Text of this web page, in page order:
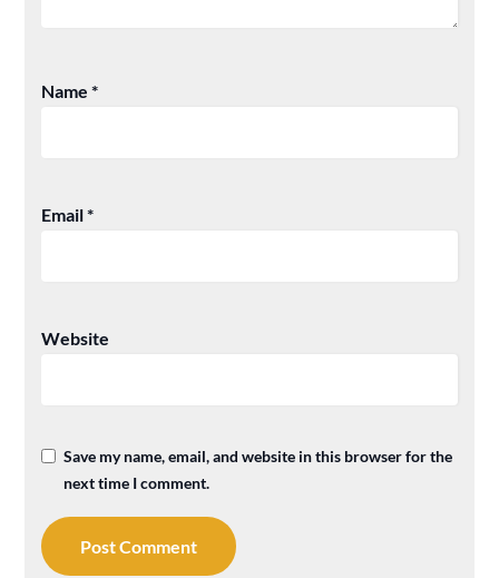
Name*
Email*
Website
Save my name, email, and website in this browser for the
next time I comment.